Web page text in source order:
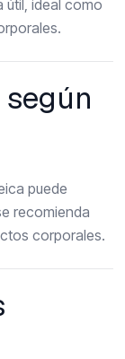
útil, ideal como
puede
recomienda
corporales.